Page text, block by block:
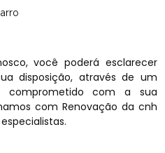
você poderá esclarecer
disposição, através de um
comprometido com a sua
com Renovação da cnh